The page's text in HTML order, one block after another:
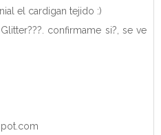
el cardigan tejido :)
confirmame si?, se ve